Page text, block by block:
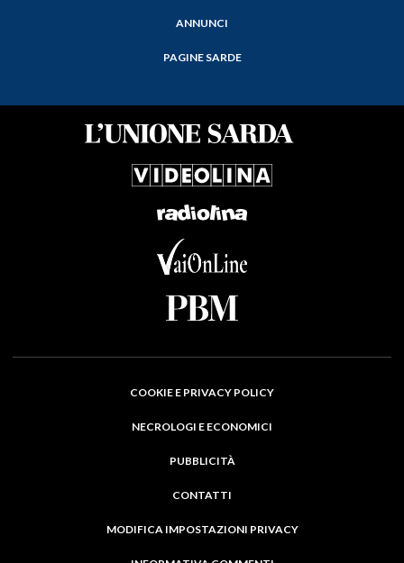
ANNUNCI
PAGINE SARDE
COOKIE E PRIVACY POLICY
NECROLOGI E ECONOMICI
PUBBLICITÀ
CONTATTI
MODIFICA IMPOSTAZIONI PRIVACY